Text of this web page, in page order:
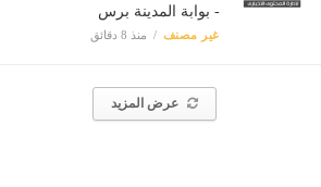
- بوابة المدينة برس
غير مصنف منذ 8 دقائق
عرض المزيد